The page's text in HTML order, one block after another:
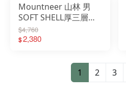
Mountneer 山林 男
SOFT SHELL厚三層防
風褲 登山褲 健行褲
M12S05
$4,760
$2,380
1 2 3